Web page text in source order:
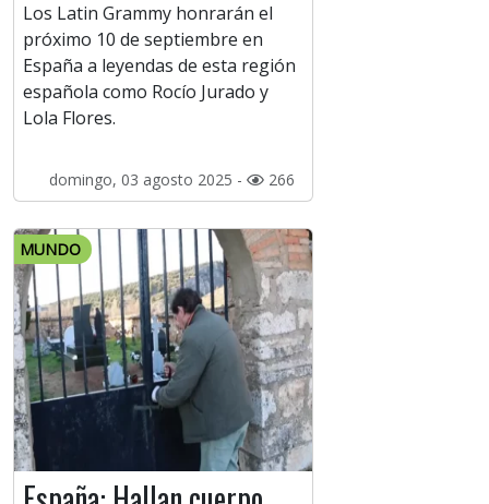
Los Latin Grammy honrarán el
próximo 10 de septiembre en
España a leyendas de esta región
española como Rocío Jurado y
Lola Flores.
domingo, 03 agosto 2025 - 266
MUNDO